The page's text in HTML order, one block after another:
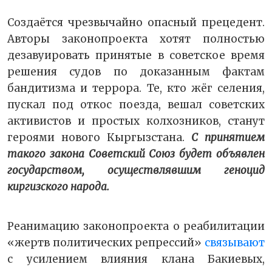
Создаётся чрезвычайно опасный прецедент.
Авторы законопроекта хотят полностью
дезавуировать принятые в советское время
решения судов по доказанным фактам
бандитизма и террора. Те, кто жёг селения,
пускал под откос поезда, вешал советских
активистов и простых колхозников, станут
героями нового Кыргызстана. С принятием
такого закона Советский Союз будет объявлен
государством, осуществлявшим геноцид
киргизского народа.
Реанимацию законопроекта о реабилитации
«жертв политических репрессий» связывают
с усилением влияния клана Бакиевых,